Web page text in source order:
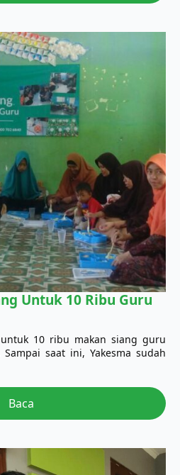
Untuk 10 Ribu Guru
10 ribu makan siang guru
saat ini, Yakesma sudah
Baca